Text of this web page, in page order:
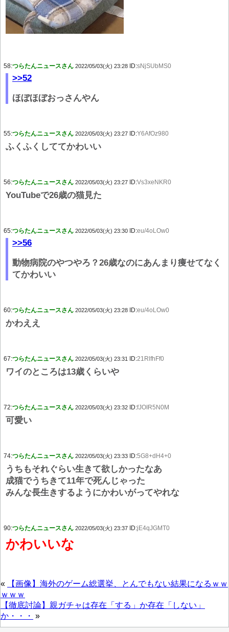
58:つらたんニュースさん 2022/05/03(火) 23:28 ID:sNjSUbMS0
>>52
ほぼほぼおっさんやん
55:つらたんニュースさん 2022/05/03(火) 23:27 ID:Y6AfOz980
ふくふくしててかわいい
56:つらたんニュースさん 2022/05/03(火) 23:27 ID:Vs3xeNKR0
YouTubeで26歳の猫見た
65:つらたんニュースさん 2022/05/03(火) 23:30 ID:eu/4oLOw0
>>56
動物病院のやつやろ？26歳なのにあんまり痩せてなく
てかわいい
60:つらたんニュースさん 2022/05/03(火) 23:28 ID:eu/4oLOw0
かわええ
67:つらたんニュースさん 2022/05/03(火) 23:31 ID:21RlfhFf0
ワイのところは13歳くらいや
72:つらたんニュースさん 2022/05/03(火) 23:32 ID:fJOIR5N0M
可愛い
74:つらたんニュースさん 2022/05/03(火) 23:33 ID:5G8+dH4+0
うちもそれぐらい生きて欲しかったなあ
成猫でうちきて11年で死んじゃった
みんな長生きするようにかわいがってやれな
90:つらたんニュースさん 2022/05/03(火) 23:37 ID:jE4qJGMT0
かわいいな
«
【画像】海外のゲーム総選挙、とんでもない結果になるｗｗ
ｗｗｗ
【徹底討論】親ガチャは存在「する」か存在「しない」
か・・・ »